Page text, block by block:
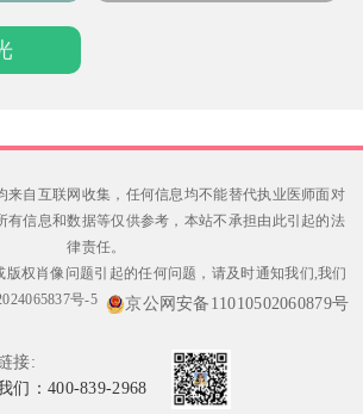
来自互联网收集，任何信息均不能替代执业医师面对
有信息和数据等仅供参考，本站不承担由此引起的法
律责任。
版权肖像问题引起的任何问题，请及时通知我们,我们
号-5 京公网安备11010502060879号
接:
们：400-839-2968